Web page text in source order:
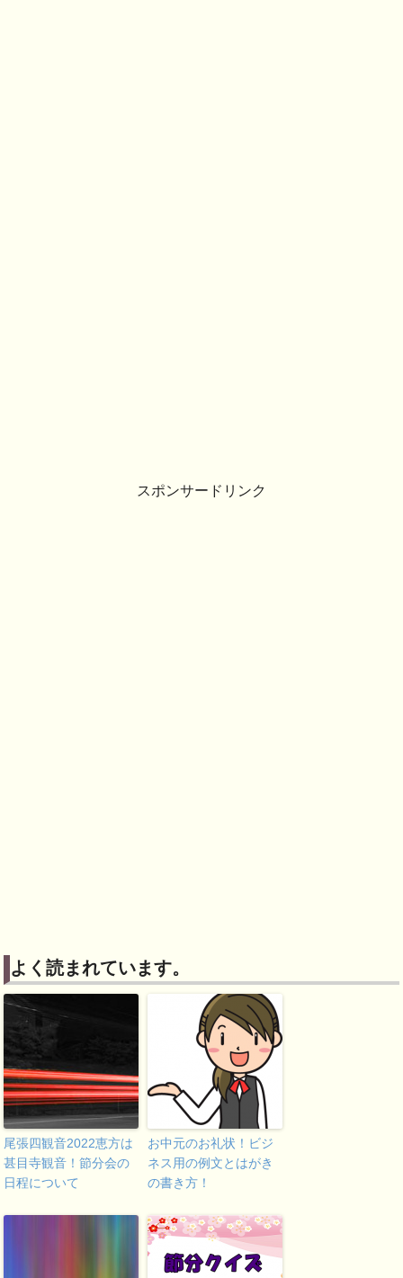
スポンサードリンク
よく読まれています。
尾張四観音2022恵方は
甚目寺観音！節分会の
日程について
お中元のお礼状！ビジ
ネス用の例文とはがき
の書き方！